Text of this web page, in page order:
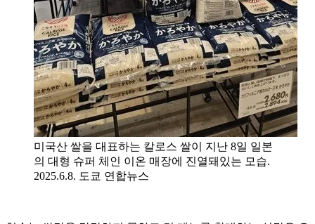
미국산 쌀을 대표하는 칼로스 쌀이 지난 8일 일본
의 대형 슈퍼 체인 이온 매장에 진열돼있는 모습.
2025.6.8. 도쿄 연합뉴스